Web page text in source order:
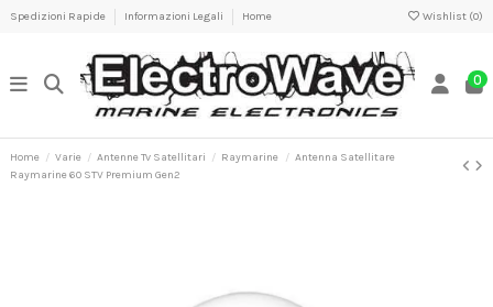
Spedizioni Rapide Informazioni Legali Home Wishlist (0)
0
Home Varie Antenne Tv Satellitari Raymarine
Antenna Satellitare
Raymarine 60 STV Premium Gen2